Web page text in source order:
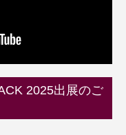
2025出展のご